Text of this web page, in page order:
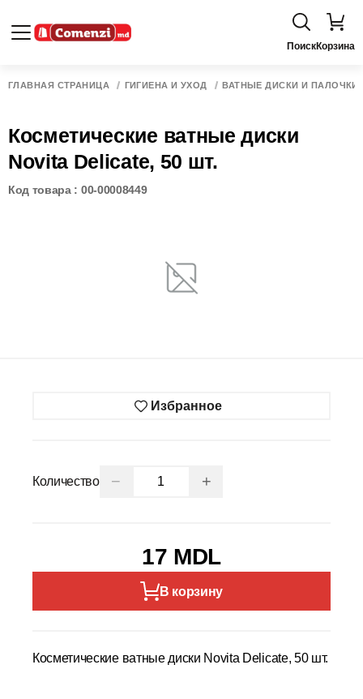
ПоискКорзина
ГЛАВНАЯ СТРАНИЦА ГИГИЕНА И УХОД ВАТНЫЕ ДИСКИ И ПАЛОЧКИ
Косметические ватные диски
Novita Delicate, 50 шт.
Код товара : 00-00008449
Избранное
Количество − +
17 MDL
В корзину
Косметические ватные диски Novita Delicate, 50 шт.